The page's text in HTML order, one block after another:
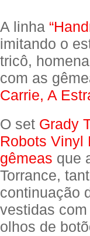
A linha
imitando o
tricô,
com as
Carrie, A
O set Grady
Robots Vinyl
gêmeas que
Torrance,
continuação
vestidas
olhos de